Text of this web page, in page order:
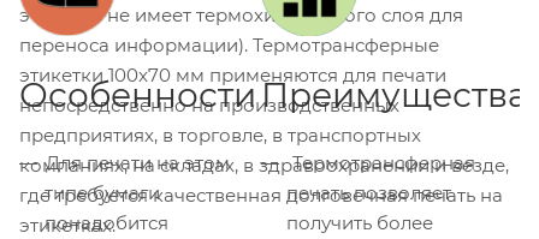
этикетка не имеет термохимического слоя для
переноса информации). Термотрансферные
этикетки 100x70 мм применяются для печати
непосредственно на производственных
предприятиях, в торговле, в транспортных
компаниях, на складах, в здравоохранении и везде,
где требуется качественная долговечная печать на
этикетках.
Особенности
Для печати на этом
типе бумаги
понадобится
Преимущества
Термотрансферная
печать позволяет
получить более